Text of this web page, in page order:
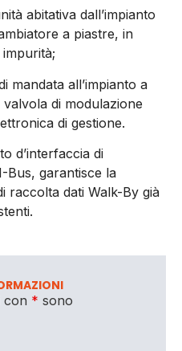
abitativa dall’impianto
a piastre, in
mandata all’impianto a
di modulazione
di gestione.
d’interfaccia di
Bus, garantisce la
raccolta dati Walk-By già
con * sono